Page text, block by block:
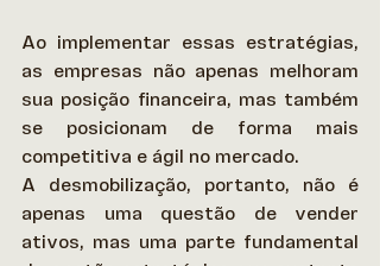
Ao implementar essas estratégias,
as empresas não apenas melhoram
sua posição financeira, mas também
se posicionam de forma mais
competitiva e ágil no mercado.
A desmobilização, portanto, não é
apenas uma questão de vender
ativos, mas uma parte fundamental